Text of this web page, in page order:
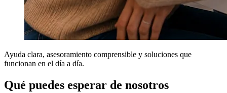
Ayuda clara, asesoramiento comprensible y soluciones que
funcionan en el día a día.
Qué puedes esperar de nosotros